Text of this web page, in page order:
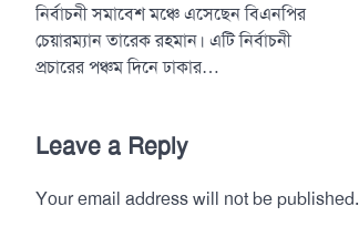
নির্বাচনী সমাবেশ মঞ্চে এসেছেন বিএনপির
চেয়ারম্যান তারেক রহমান। এটি নির্বাচনী
প্রচারের পঞ্চম দিনে ঢাকার…
Leave a Reply
Your email address will not be published.